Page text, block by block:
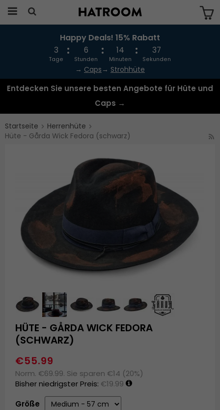
Das Produkt wurde in Ihren Warenkorb
gelegt
Happy Deals! 15% Rabatt
3
Tage
6
Stunden
14
Minuten
36
Sekunden
→ Caps → Strohhüte
Entdecken Sie unsere besten Angebote für Hüte und
Caps →
Startseite
Herrenhüte
Hüte - Gårda Wick Fedora (schwarz)
HÜTE - GÅRDA WICK FEDORA
(SCHWARZ)
€55.99
Norm. €69.99. Sie sparen €14 (20%)
Bisher niedrigster Preis: €19.99
Größe